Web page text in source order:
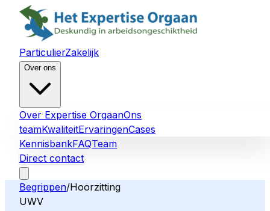
ParticulierZakelijk
Over ons
Over Expertise OrgaanOns
teamKwaliteitErvaringenCases
KennisbankFAQTeam
Direct contact
Begrippen/Hoorzitting
UWV